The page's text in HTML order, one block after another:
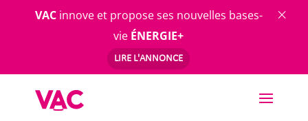
content
VACinnove et propose ses nouvelles bases-
vie ÉNERGIE+
LIRE L'ANNONCE
×